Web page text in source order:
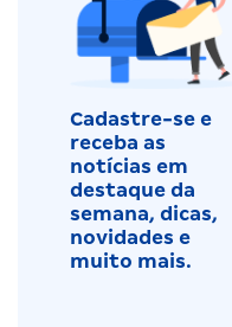
Cadastre-se e
receba as
notícias em
destaque da
semana, dicas,
novidades e
muito mais.